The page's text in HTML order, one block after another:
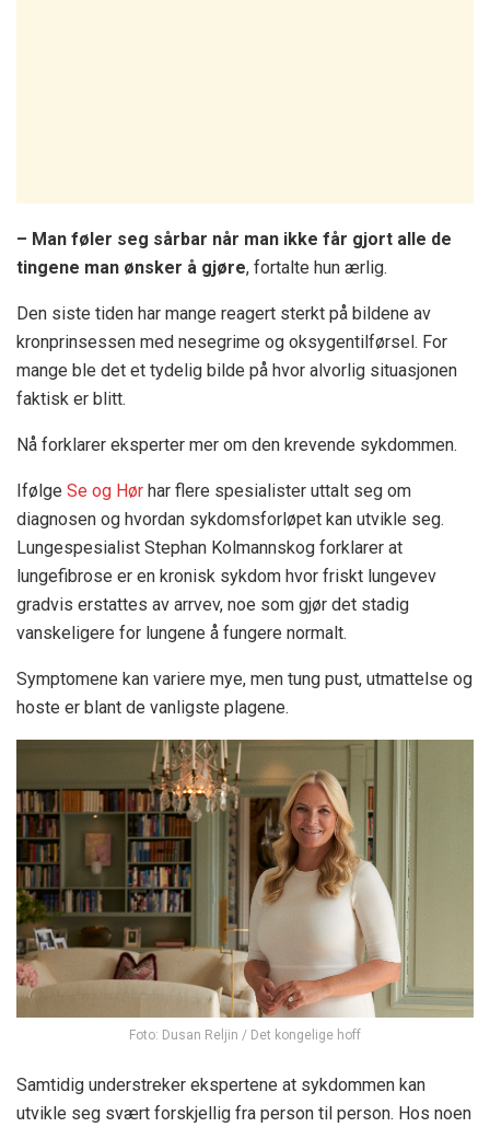
– Man føler seg sårbar når man ikke får gjort alle de
tingene man ønsker å gjøre, fortalte hun ærlig.
Den siste tiden har mange reagert sterkt på bildene av
kronprinsessen med nesegrime og oksygentilførsel. For
mange ble det et tydelig bilde på hvor alvorlig situasjonen
faktisk er blitt.
Nå forklarer eksperter mer om den krevende sykdommen.
Ifølge Se og Hør har flere spesialister uttalt seg om
diagnosen og hvordan sykdomsforløpet kan utvikle seg.
Lungespesialist Stephan Kolmannskog forklarer at
lungefibrose er en kronisk sykdom hvor friskt lungevev
gradvis erstattes av arrvev, noe som gjør det stadig
vanskeligere for lungene å fungere normalt.
Symptomene kan variere mye, men tung pust, utmattelse og
hoste er blant de vanligste plagene.
Foto: Dusan Reljin / Det kongelige hoff
Samtidig understreker ekspertene at sykdommen kan
utvikle seg svært forskjellig fra person til person. Hos noen